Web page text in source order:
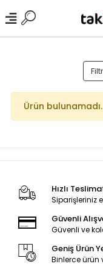
Ürün bulunamadı.
Hızlı
Siparişleriniz
Güvenli
Güvenli ve
Geniş Ürün
Binlerce